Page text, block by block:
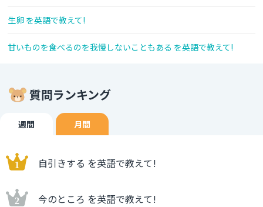
生卵 を英語で教えて!
甘いものを食べるのを我慢しないこともある を英語で教えて!
質問ランキング
週間 月間
自引きする を英語で教えて!
今のところ を英語で教えて!